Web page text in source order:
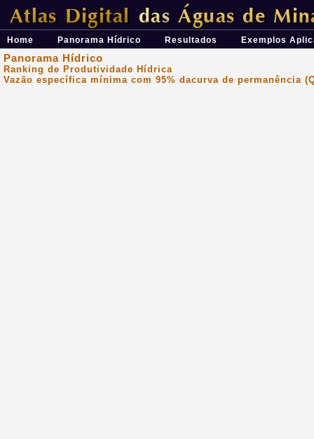
Átlas Digital das Águas de Minas - Uma ferramenta para o
Home Panorama Hídrico Resultados Exemplos
Panorama Hídrico
Ranking de Produtividade Hídrica
Vazão específica mínima com 95% dacurva de permanência